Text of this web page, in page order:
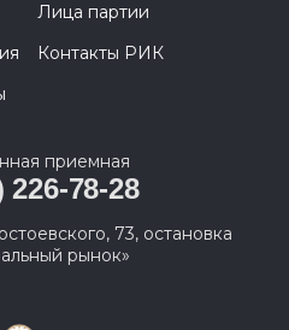
Лица партии
Контакты РИК
приемная
226-78-28
73, остановка
рынок»